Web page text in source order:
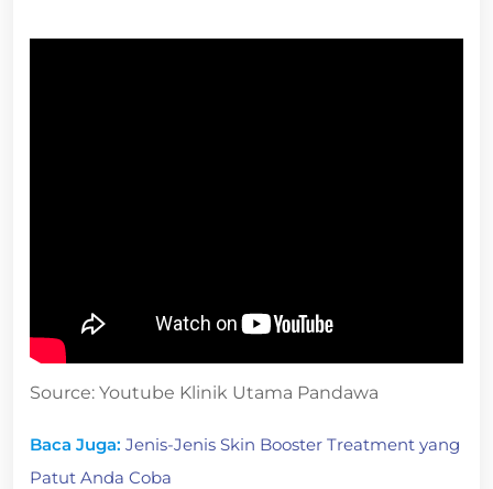
Source: Youtube Klinik Utama Pandawa
Baca Juga: Jenis-Jenis Skin Booster Treatment yang
Patut Anda Coba